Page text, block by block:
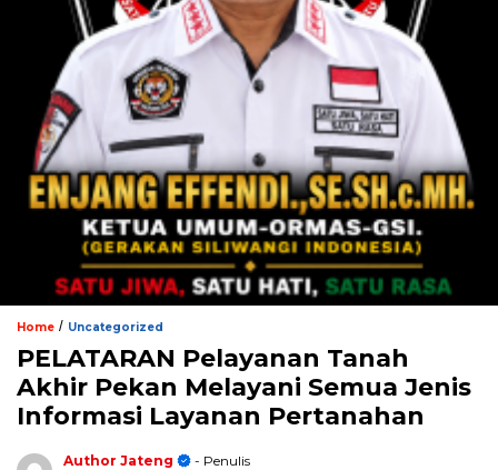
Home / Uncategorized
PELATARAN Pelayanan Tanah
Akhir Pekan Melayani Semua Jenis
Informasi Layanan Pertanahan
Author Jateng
- Penulis